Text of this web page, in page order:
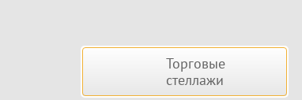
Боковая Торговые
стеллажи